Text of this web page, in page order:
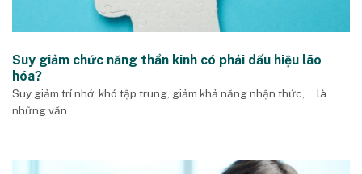
Suy giảm chức năng thần kinh có phải dấu hiệu lão
hóa?
Suy giảm trí nhớ, khó tập trung, giảm khả năng nhận thức,… là
những vấn...